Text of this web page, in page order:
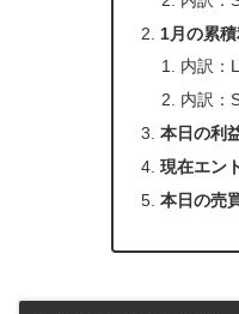
1月の累
内訳：
内訳：
本日の利
現在エン
本日の売